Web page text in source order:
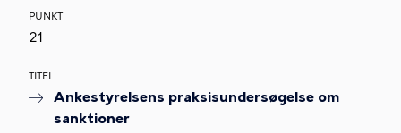
PUNKT
21
TITEL
Ankestyrelsens praksisundersøgelse om
sanktioner